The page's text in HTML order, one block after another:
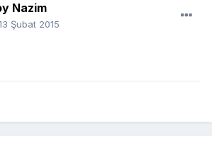
Nazim
Şubat 2015